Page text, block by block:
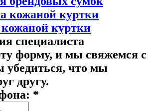
куртки
специалиста
форму, и мы свяжемся с
убедиться, что мы
другу.
*